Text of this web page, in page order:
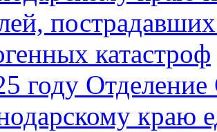
катастроф
году
краю